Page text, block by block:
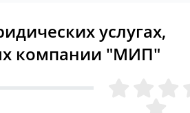
услугах,
компании "МИП"